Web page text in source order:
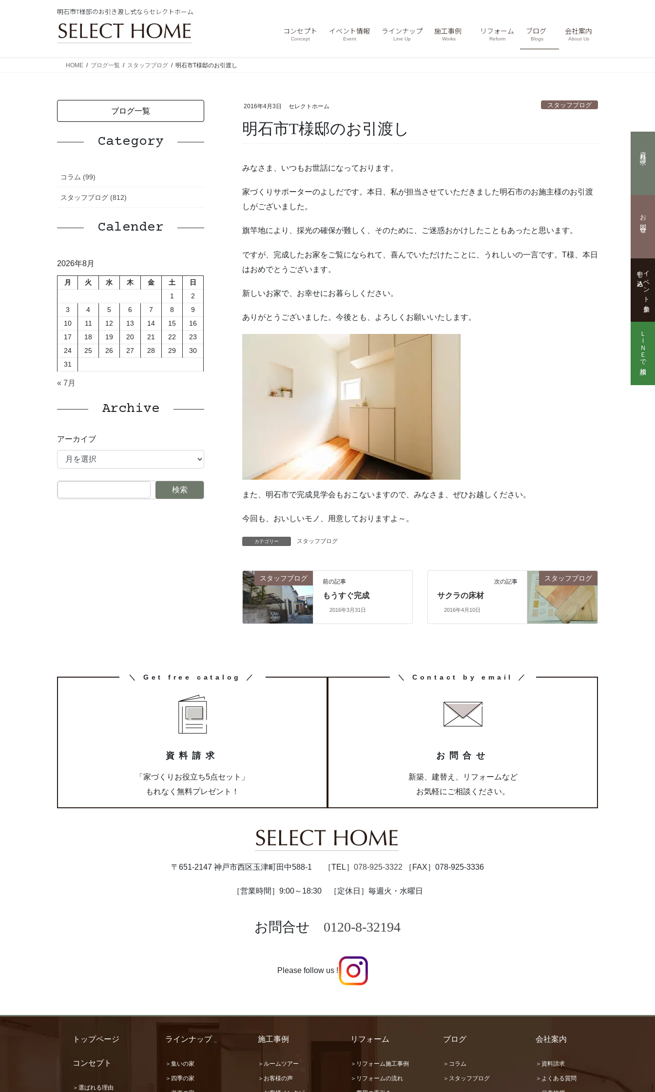
明石市T様邸のお引き渡し式ならセレクトホーム
コンセプト
Concept
イベント情報
Event
ラインナップ
Line Up
施工事例
Works
リフォーム
Reform
ブログ
Blogs
会社案内
About Us
HOME ブログ一覧 スタッフブログ 明石市T様邸のお引渡し
2016年4月3日 セレクトホーム スタッフブログ
明石市T様邸のお引渡し
みなさま、いつもお世話になっております。
家づくりサポーターのよしだです。本日、私が担当させていただきました明石市のお施主様のお引渡
しがございました。
旗竿地により、採光の確保が難しく、そのために、ご迷惑おかけしたこともあったと思います。
ですが、完成したお家をご覧になられて、喜んでいただけたことに、うれしいの一言です。T様、本日
はおめでとうございます。
新しいお家で、お幸せにお暮らしください。
ありがとうございました。今後とも、よろしくお願いいたします。
また、明石市で完成見学会もおこないますので、みなさま、ぜひお越しください。
今回も、おいしいモノ、用意しておりますよ～。
カテゴリー スタッフブログ
スタッフブログ 前の記事
もうすぐ完成
2016年3月31日
スタッフブログ
次の記事
サクラの床材
2016年4月10日
ブログ一覧
Category
コラム (99)
スタッフブログ (812)
Calender
2026年8月
月 火 水 木 金 土
日
1
2
3
4 5 6 7 8
9
10
11 12 13 14 15
16
17
18 19 20 21 22
23
24
25 26 27 28 29
30
31
« 7月
Archive
アーカイブ
検索
カ
＼ Get free catalog ／
資料請求
「家づくりお役立ち5点セット」
もれなく無料プレゼント！
カ
＼ Contact by email ／
お問合せ
新築、建替え、リフォームなど
お気軽にご相談ください。
〒651-2147 神戸市西区玉津町田中588-1 ［TEL］ 078-925-3322 ［FAX］078-925-3336
［営業時間］9:00～18:30 ［定休日］毎週火・水曜日
お問合せ 0120-8-32194
Please follow us !
資料請求
お問合せ
イベント参加
申し込み
ＬＩＮＥで相談
トップページ
コンセプト
＞選ばれる理由
ラインナップ
＞集いの家
＞四季の家
施工事例
＞ルームツアー
＞お客様の声
リフォーム
＞リフォーム施工事例
＞リフォームの流れ
ブログ
＞コラム
＞スタッフブログ
会社案内
＞資料請求
＞よくある質問